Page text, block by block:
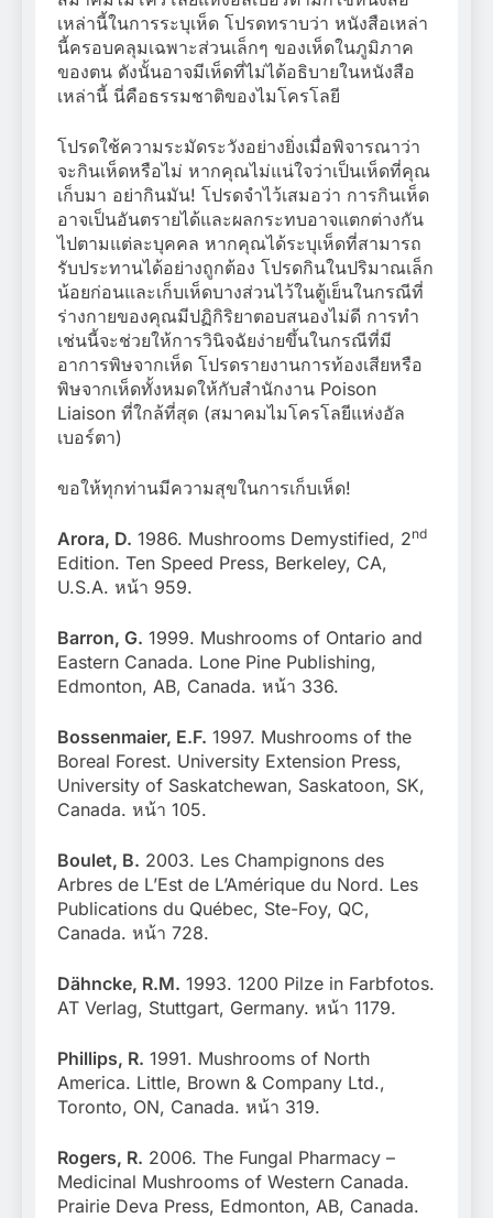
เหล่านี้ในการระบุเห็ด โปรดทราบว่า หนังสือเหล่า
นี้ครอบคลุมเฉพาะส่วนเล็กๆ ของเห็ดในภูมิภาค
ของตน ดังนั้นอาจมีเห็ดที่ไม่ได้อธิบายในหนังสือ
เหล่านี้ นี่คือธรรมชาติของไมโครโลยี
โปรดใช้ความระมัดระวังอย่างยิ่งเมื่อพิจารณาว่า
จะกินเห็ดหรือไม่ หากคุณไม่แน่ใจว่าเป็นเห็ดที่คุณ
เก็บมา อย่ากินมัน! โปรดจำไว้เสมอว่า การกินเห็ด
อาจเป็นอันตรายได้และผลกระทบอาจแตกต่างกัน
ไปตามแต่ละบุคคล หากคุณได้ระบุเห็ดที่สามารถ
รับประทานได้อย่างถูกต้อง โปรดกินในปริมาณเล็ก
น้อยก่อนและเก็บเห็ดบางส่วนไว้ในตู้เย็นในกรณีที่
ร่างกายของคุณมีปฏิกิริยาตอบสนองไม่ดี การทำ
เช่นนี้จะช่วยให้การวินิจฉัยง่ายขึ้นในกรณีที่มี
อาการพิษจากเห็ด โปรดรายงานการท้องเสียหรือ
พิษจากเห็ดทั้งหมดให้กับสำนักงาน Poison
Liaison ที่ใกล้ที่สุด (สมาคมไมโครโลยีแห่งอัล
เบอร์ตา)
ขอให้ทุกท่านมีความสุขในการเก็บเห็ด!
Arora, D. 1986. Mushrooms Demystified, 2nd
Edition. Ten Speed Press, Berkeley, CA,
U.S.A. หน้า 959.
Barron, G. 1999. Mushrooms of Ontario and
Eastern Canada. Lone Pine Publishing,
Edmonton, AB, Canada. หน้า 336.
Bossenmaier, E.F. 1997. Mushrooms of the
Boreal Forest. University Extension Press,
University of Saskatchewan, Saskatoon, SK,
Canada. หน้า 105.
Boulet, B. 2003. Les Champignons des
Arbres de L’Est de L’Amérique du Nord. Les
Publications du Québec, Ste-Foy, QC,
Canada. หน้า 728.
Dähncke, R.M. 1993. 1200 Pilze in Farbfotos.
AT Verlag, Stuttgart, Germany. หน้า 1179.
Phillips, R. 1991. Mushrooms of North
America. Little, Brown & Company Ltd.,
Toronto, ON, Canada. หน้า 319.
Rogers, R. 2006. The Fungal Pharmacy –
Medicinal Mushrooms of Western Canada.
Prairie Deva Press, Edmonton, AB, Canada.